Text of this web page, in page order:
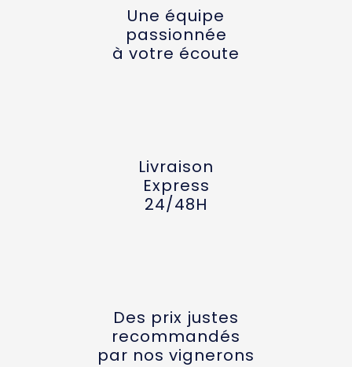
Une équipe
passionnée
à votre écoute
Livraison
Express
24/48H
Des prix justes
recommandés
par nos vignerons